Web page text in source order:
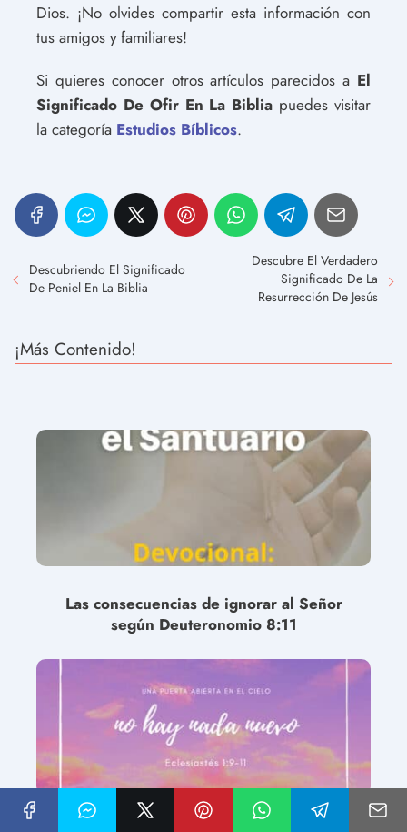
Dios. ¡No olvides compartir esta información con
tus amigos y familiares!
Si quieres conocer otros artículos parecidos a El
Significado De Ofir En La Biblia puedes visitar
la categoría Estudios Bíblicos.
Descubriendo El Significado
De Peniel En La Biblia
Descubre El Verdadero
Significado De La
Resurrección De Jesús
¡Más Contenido!
Las consecuencias de ignorar al Señor
según Deuteronomio 8:11